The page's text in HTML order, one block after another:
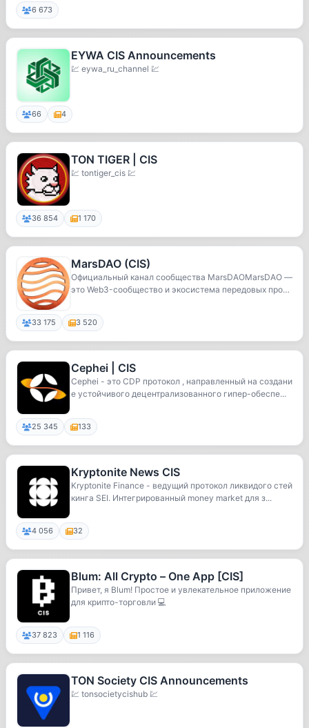
6 673
EYWA CIS Announcements
💹 eywa_ru_channel 💹
66 4
TON TIGER | CIS
💹 tontiger_cis 💹
36 854 1 170
MarsDAO (CIS)
Официальный канал сообщества MarsDAOMarsDAO —
это Web3-сообщество и экосистема передовых проду
33 175 3 520
Сephei | CIS
Cephei - это CDP протокол , направленный на создани
е устойчивого децентрализованного гипер-обеспе...
25 345 133
Kryptonite News CIS
Kryptonite Finance - ведущий протокол ликвидого стей
кинга SEI. Интегрированный money market для з...
4 056 32
Blum: All Crypto – One App [CIS]
Привет, я Blum! Простое и увлекательное приложение
для крипто-торговли 💻
37 823 1 116
TON Society CIS Announcements
💹 tonsocietycishub 💹